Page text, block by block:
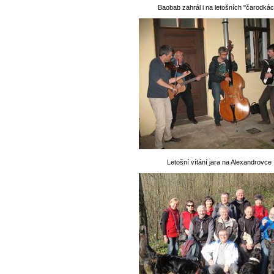
Baobab zahrál i na letošních
Letošní vítání jara na Alexandrovce